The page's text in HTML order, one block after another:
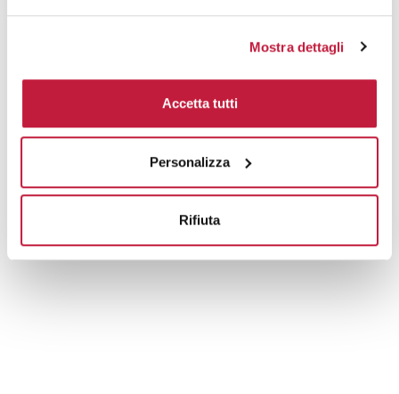
Mostra dettagli
Accetta tutti
Personalizza
Rifiuta